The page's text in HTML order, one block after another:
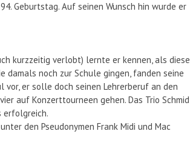
Geburtstag. Auf seinen Wunsch hin wurde er
kurzzeitig verlobt) lernte er kennen, als diese
damals noch zur Schule gingen, fanden seine
vor, er solle doch seinen Lehrerberuf an den
auf Konzerttourneen gehen. Das Trio Schmid
erfolgreich.
den Pseudonymen Frank Midi und Mac